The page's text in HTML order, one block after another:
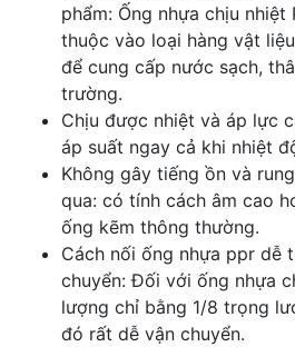
phẩm: Ống nhựa chịu nhiệt
thuộc vào loại hàng vật
để cung cấp nước sạch,
trường.
Chịu được nhiệt và áp lực
áp suất ngay cả khi nhiệt
Không gây tiếng ồn và
qua: có tính cách âm cao
ống kẽm thông thường.
Cách nối ống nhựa ppr dễ
chuyển: Đối với ống nhựa
lượng chỉ bằng 1/8 trọng
đó rất dễ vận chuyển.